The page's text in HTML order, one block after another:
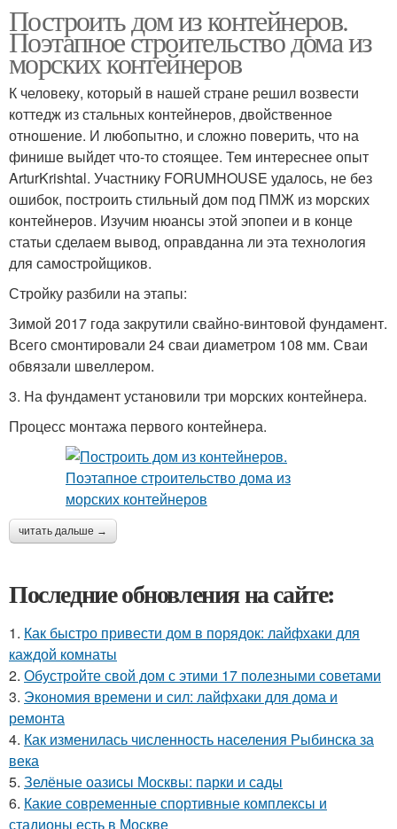
Построить дом из контейнеров.
Поэтапное строительство дома из
морских контейнеров
К человеку, который в нашей стране решил возвести
коттедж из стальных контейнеров, двойственное
отношение. И любопытно, и сложно поверить, что на
финише выйдет что-то стоящее. Тем интереснее опыт
ArturKrishtal. Участнику FORUMHOUSE удалось, не без
ошибок, построить стильный дом под ПМЖ из морских
контейнеров. Изучим нюансы этой эпопеи и в конце
статьи сделаем вывод, оправданна ли эта технология
для самостройщиков.
Стройку разбили на этапы:
Зимой 2017 года закрутили свайно-винтовой фундамент.
Всего смонтировали 24 сваи диаметром 108 мм. Сваи
обвязали швеллером.
3. На фундамент установили три морских контейнера.
Процесс монтажа первого контейнера.
читать дальше →
Последние обновления на сайте:
1. Как быстро привести дом в порядок: лайфхаки для
каждой комнаты
2. Обустройте свой дом с этими 17 полезными советами
3. Экономия времени и сил: лайфхаки для дома и
ремонта
4. Как изменилась численность населения Рыбинска за
века
5. Зелёные оазисы Москвы: парки и сады
6. Какие современные спортивные комплексы и
стадионы есть в Москве